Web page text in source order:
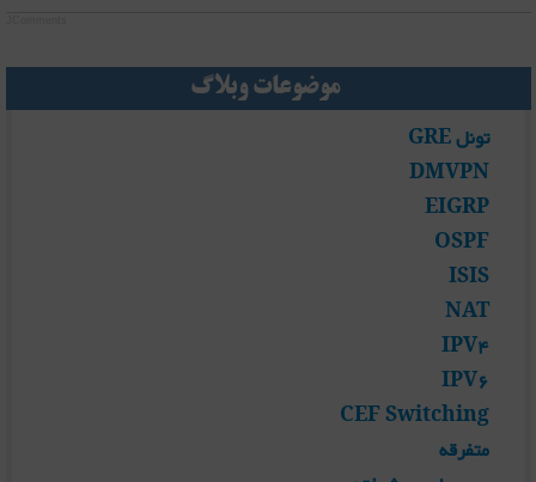
موضوعات وبلاگ
تونل GRE
DMVPN
EIGRP
OSPF
ISIS
NAT
IPV4
IPV6
CEF Switching
متفرقه